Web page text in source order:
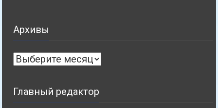
Архивы
Архивы
Главный редактор